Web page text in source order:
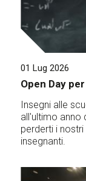
01 Lug 2026
Open Day
Insegni alle
all'ultimo anno
perderti i
insegnanti.